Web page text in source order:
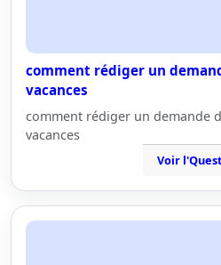
comment rédiger un
vacances
comment rédiger un demande
vacances
Voir